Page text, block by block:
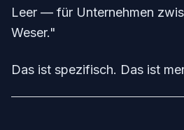
Leer — für Unternehmen
Weser."
Das ist spezifisch. Das ist